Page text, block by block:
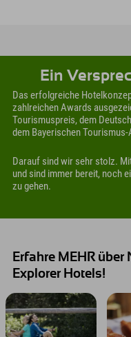
Ein
Das erfolgreiche
zahlreichen Awards
Tourismuspreis, dem
dem Bayerischen
Darauf sind wir sehr stolz.
und sind immer bereit, noch
zu gehen.
Erfahre MEHR
Explorer Hotels!